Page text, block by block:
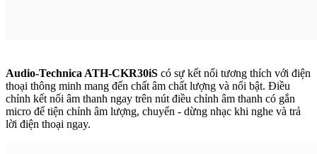
Audio-Technica ATH-CKR30iS có sự kết nối tương thích với điện
thoại thông minh mang đến chất âm chất lượng và nổi bật. Điều
chỉnh kết nối âm thanh ngay trên nút điều chỉnh âm thanh có gắn
micro để tiện chỉnh âm lượng, chuyển - dừng nhạc khi nghe và trả
lời điện thoại ngay.